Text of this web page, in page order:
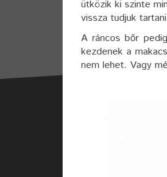
ütközik ki szinte
vissza tudjuk
A ráncos bőr
kezdenek a
nem lehet. Vagy